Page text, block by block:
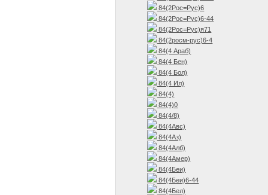
84(2Рос=Рус)6
84(2Рос=Рус)6-44
84(2Рос=Рус)я71
84(2росм-рус)6-4
84(4 Араб)
84(4 Бен)
84(4 Бол)
84(4 Ил)
84(4)
84(4)0
84(4/8)
84(4Авс)
84(4Аз)
84(4Алб)
84(4Амер)
84(4Беи)
84(4Беи)6-44
84(4Бел)